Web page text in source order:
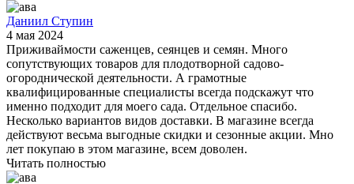
Даниил Ступин
4 мая 2024
Приживаймости саженцев, сеянцев и семян. Много
сопутствующих товаров для плодотворной садово-
огороднической деятельности. А грамотные
квалифицированные специалисты всегда подскажут что
именно подходит для моего сада. Отдельное спасибо.
Несколько вариантов видов доставки. В магазине всегда
действуют весьма выгодные скидки и сезонные акции. Мно
лет покупаю в этом магазине, всем доволен.
Читать полностью